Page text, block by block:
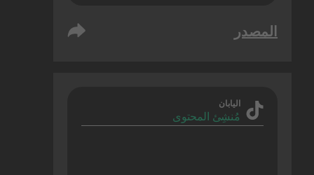
المصدر
اليابان
مُنشِئ المحتوى